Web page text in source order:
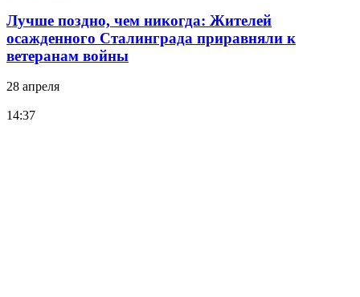
Лучше поздно, чем никогда: Жителей
осажденного Сталинграда приравняли к
ветеранам войны
28 апреля
14:37